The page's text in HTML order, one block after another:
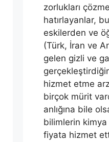
zorlukları
hatırlayanlar,
eskilerden ve
(Türk, İran ve
gelen gizli ve
hizmet etme
birçok mürit
anlığına bile
bilimlerin
fiyata hizmet